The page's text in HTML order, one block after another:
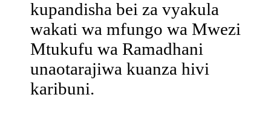
kupandisha bei za vyakula
wakati wa mfungo wa Mwezi
Mtukufu wa Ramadhani
unaotarajiwa kuanza hivi
karibuni.